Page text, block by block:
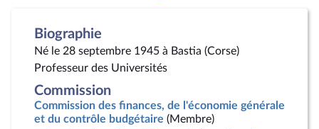
Biographie
Né le 28 septembre 1945 à Bastia (Corse)
Professeur des Universités
Commission
Commission des finances, de l'économie générale
et du contrôle budgétaire (Membre)